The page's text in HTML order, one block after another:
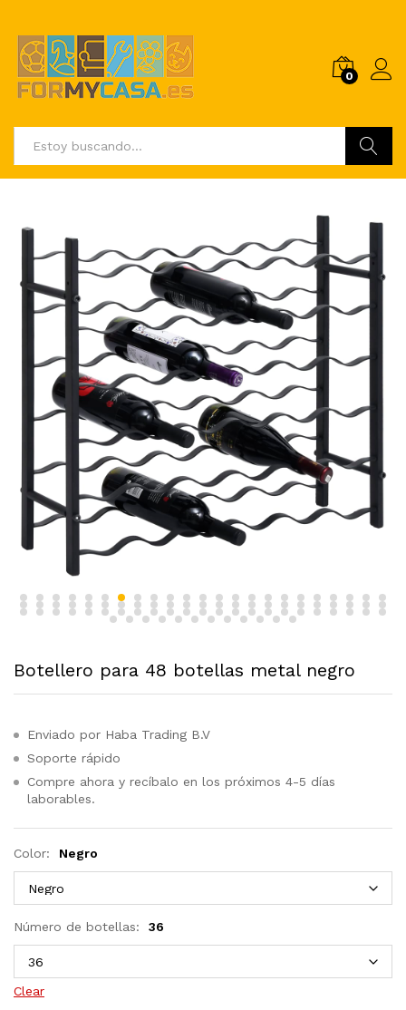
0
Botellero para 48 botellas metal negro
Enviado por Haba Trading B.V
Soporte rápido
Compre ahora y recíbalo en los próximos 4-5 días
laborables.
Color: Negro
Número de botellas: 36
Clear